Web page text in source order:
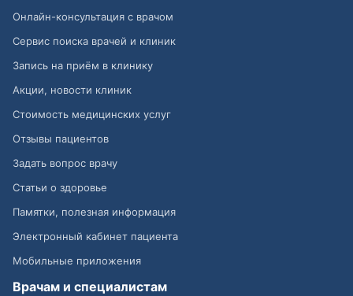
Онлайн-консультация с врачом
Сервис поиска врачей и клиник
Запись на приём в клинику
Акции, новости клиник
Стоимость медицинских услуг
Отзывы пациентов
Задать вопрос врачу
Статьи о здоровье
Памятки, полезная информация
Электронный кабинет пациента
Мобильные приложения
Врачам и специалистам